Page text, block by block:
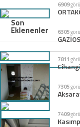
6909
6305
7811
Son
Eklenenler
7305
7409